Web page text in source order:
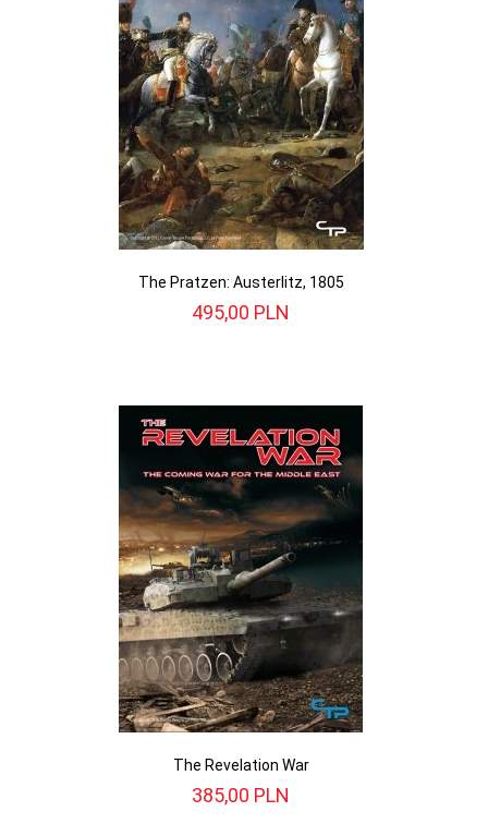
The Pratzen: Austerlitz, 1805
495,00 PLN
The Revelation War
385,00 PLN